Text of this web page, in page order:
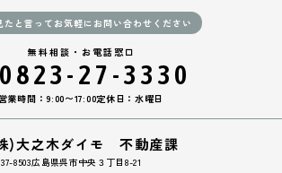
たと言ってお気軽にお問い合わせください
無料相談・お電話窓口
0823-27-3330
業時間：9:00〜17:00定休日：水曜日
)大之木ダイモ 不動産課
8503広島県呉市中央３丁目8-21